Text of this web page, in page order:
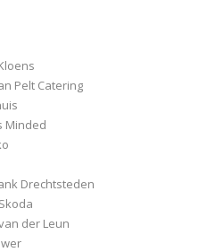
Pelt Catering
Drechtsteden
der Leun